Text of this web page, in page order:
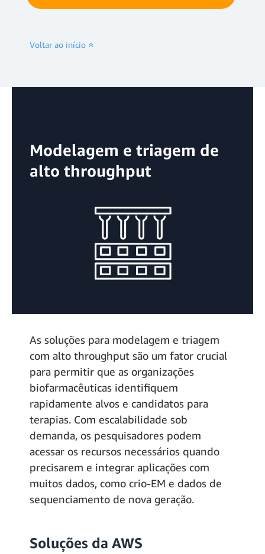
Voltar ao início
Modelagem e triagem de
alto throughput
As soluções para modelagem e triagem
com alto throughput são um fator crucial
para permitir que as organizações
biofarmacêuticas identifiquem
rapidamente alvos e candidatos para
terapias. Com escalabilidade sob
demanda, os pesquisadores podem
acessar os recursos necessários quando
precisarem e integrar aplicações com
muitos dados, como crio-EM e dados de
sequenciamento de nova geração.
Soluções da AWS